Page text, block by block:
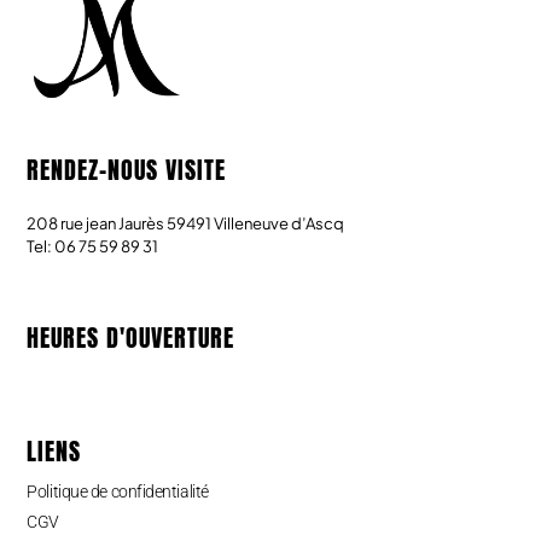
RENDEZ-NOUS VISITE
208 rue jean Jaurès 59491 Villeneuve d’Ascq
Tel: 06 75 59 89 31
HEURES D'OUVERTURE
LIENS
Politique de confidentialité
CGV